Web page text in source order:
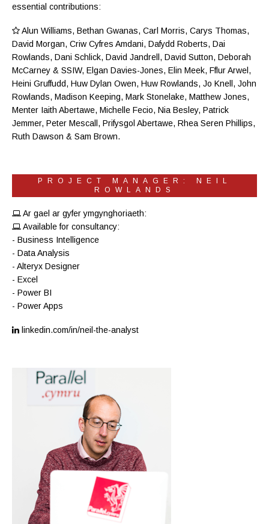
essential contributions:
Alun Williams, Bethan Gwanas, Carl Morris, Carys Thomas,
David Morgan, Criw Cyfres Amdani, Dafydd Roberts, Dai
Rowlands, Dani Schlick, David Jandrell , David Sutton, Deborah
McCarney & SSIW, Elgan Davies-Jones, Elin Meek, Fflur Arwel,
Heini Gruffudd, Huw Dylan Owen, Huw Rowlands, Jo Knell , John
Rowlands, Madison Keeping, Mark Stonelake, Matthew Jones,
Menter Iaith Abertawe, Michelle Fecio, Nia Besley, Patrick
Jemmer, Peter Mescall , Prifysgol Abertawe, Rhea Seren Phillips,
Ruth Dawson & Sam Brown.
PROJECT MANAGER: NEIL
ROWLANDS
Ar gael ar gyfer ymgynghoriaeth:
Available for consultancy:
- Business Intelligence
- Data Analysis
- Alteryx Designer
- Excel
- Power BI
- Power Apps
linkedin.com/in/neil-the-analyst